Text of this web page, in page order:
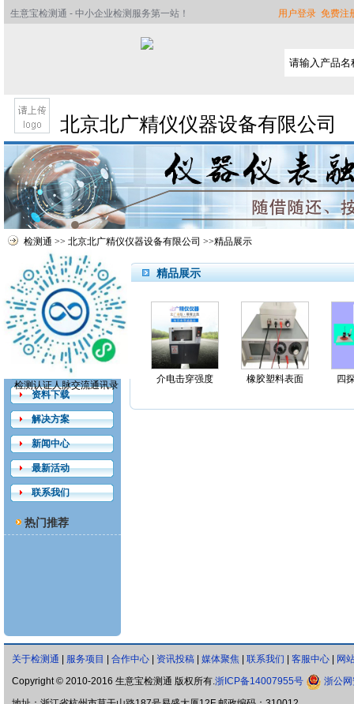
用户登录 免费注
生意宝检测通 - 中小企业检测服务第一站！
北京北广精仪仪器设备有限公司
检测通 >> 北京北广精仪仪器设备有限公司 >>精品展示
首页
公司简介
产品介绍
精品展示
资料下载
解决方案
新闻中心
最新活动
联系我们
热门推荐
检测认证人脉交流通讯录
精品展示
介电击穿强度 橡胶塑料表面 四
关于检测通 服务项目 合作中心 资讯投稿 媒体聚焦 联系我们 客服中心
网
Copyright © 2010-2016 生意宝检测通 版权所有.浙ICP备14007955号
浙公